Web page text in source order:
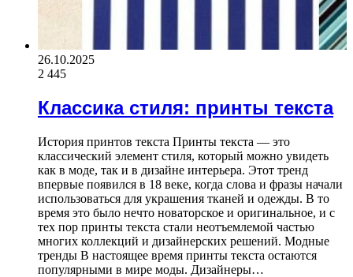
26.10.2025
2 445
Классика стиля: принты текста
История принтов текста Принты текста — это
классический элемент стиля, который можно увидеть
как в моде, так и в дизайне интерьера. Этот тренд
впервые появился в 18 веке, когда слова и фразы начали
использоваться для украшения тканей и одежды. В то
время это было нечто новаторское и оригинальное, и с
тех пор принты текста стали неотъемлемой частью
многих коллекций и дизайнерских решений. Модные
тренды В настоящее время принты текста остаются
популярными в мире моды. Дизайнеры…